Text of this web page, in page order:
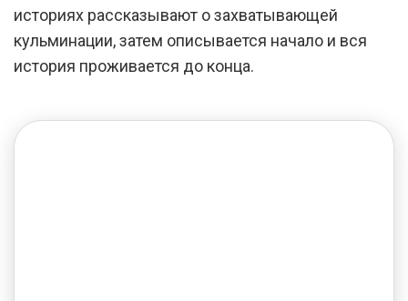
историях рассказывают о захватывающей
кульминации, затем описывается начало и вся
история проживается до конца.